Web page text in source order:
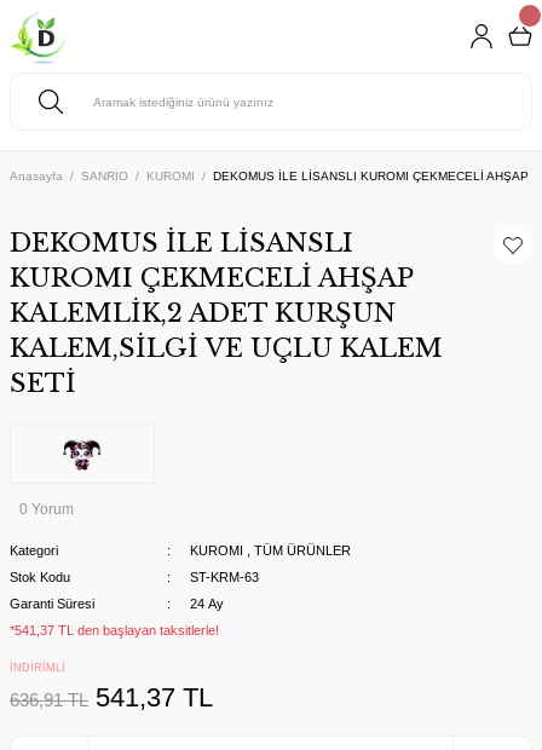
Anasayfa SANRIO KUROMI DEKOMUS İLE LİSANSLI KUROMI ÇEKMECELİ AHŞAP
DEKOMUS İLE LİSANSLI
KUROMI ÇEKMECELİ AHŞAP
KALEMLİK,2 ADET KURŞUN
KALEM,SİLGİ VE UÇLU KALEM
SETİ
0 Yorum
Kategori KUROMI
TÜM ÜRÜNLER
Stok Kodu
ST-KRM-63
Garanti Süresi
24 Ay
*541,37 TL den başlayan taksitlerle!
İNDİRİMLİ
636,91 TL 541,37 TL